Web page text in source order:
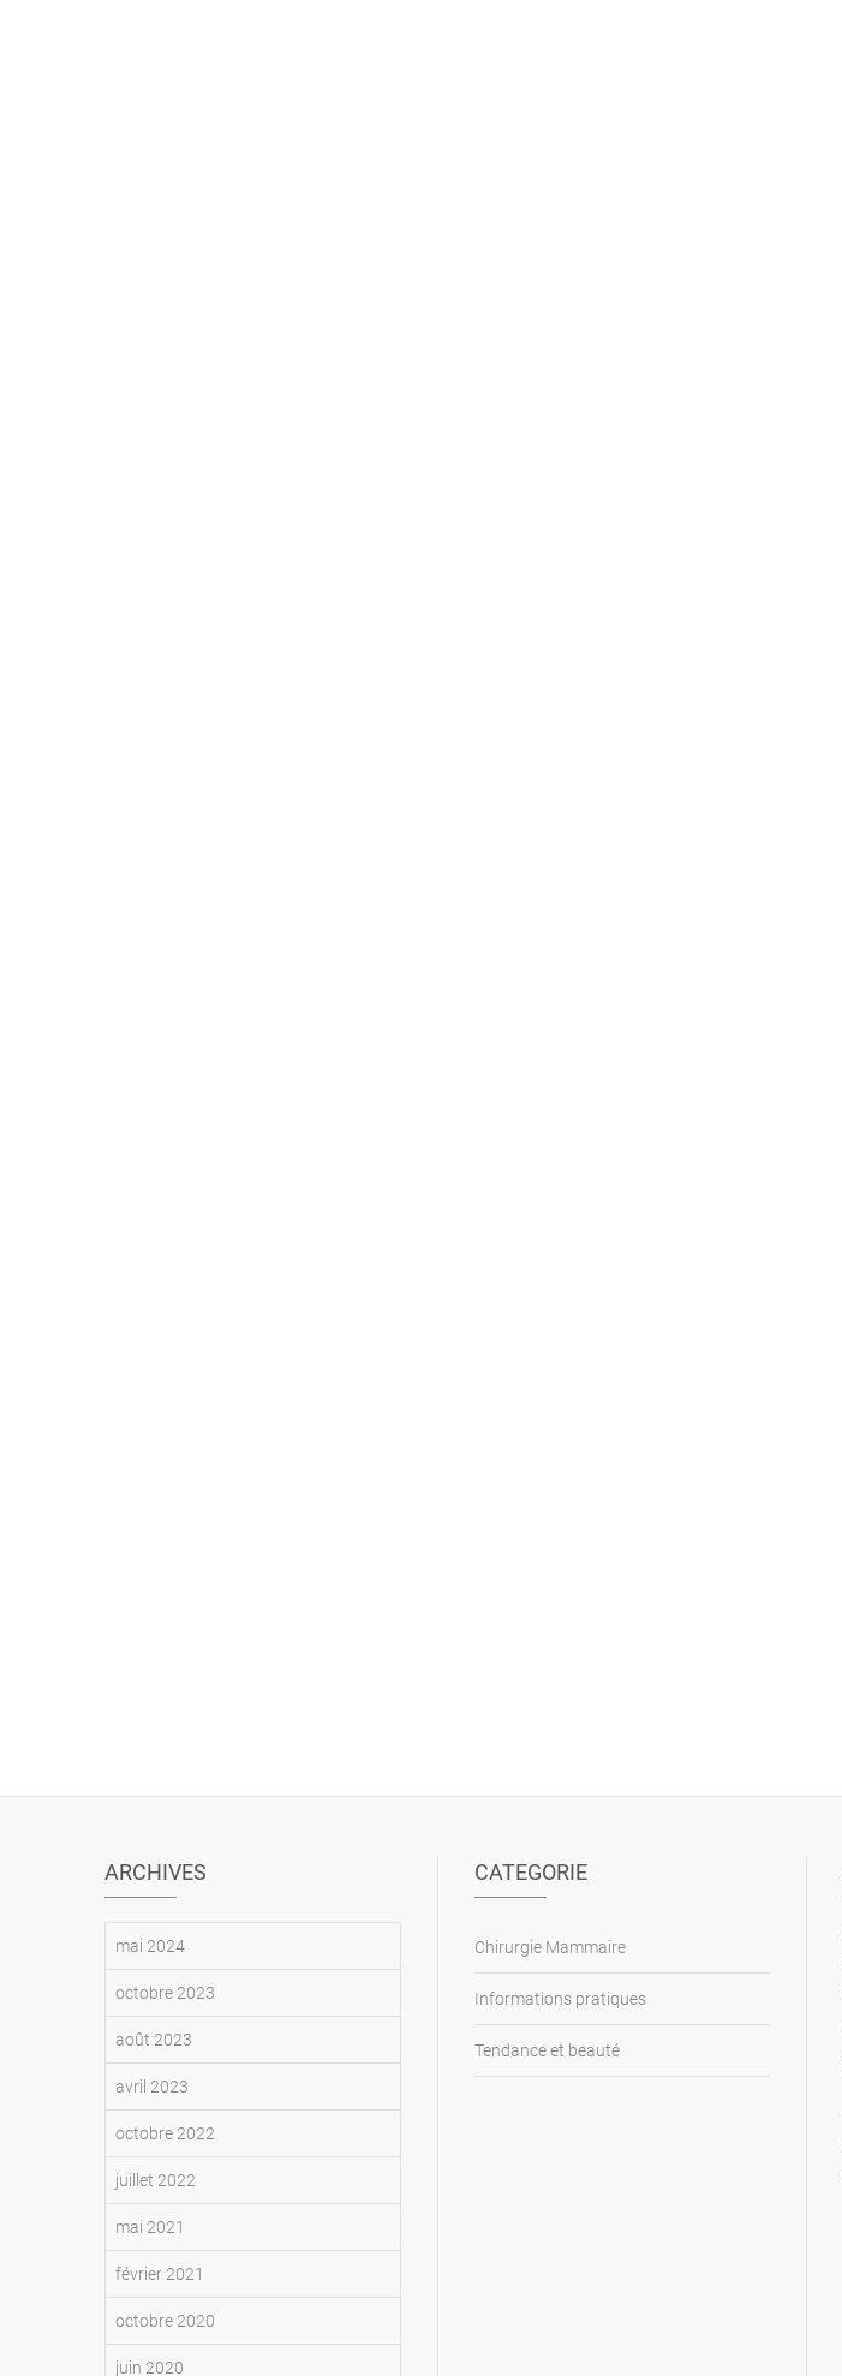
ARCHIVES
mai 2024
octobre 2023
août 2023
avril 2023
octobre 2022
juillet 2022
mai 2021
février 2021
octobre 2020
juin 2020
CATEGORIE
Chirurgie Mammaire
Informations pratiques
Tendance et beauté